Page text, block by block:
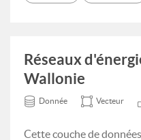
Réseaux
Wallonie
Donnée Vecteur
Cette couche de